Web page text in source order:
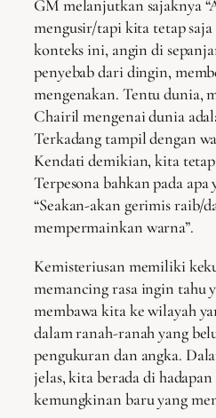
GM melanjutkan sajaknya
mengusir/tapi kita tetap saja
konteks ini, angin di
penyebab dari dingin,
mengenakan. Tentu dunia,
Chairil mengenai dunia
Terkadang tampil dengan
Kendati demikian, kita
Terpesona bahkan pada apa
“Seakan-akan gerimis raib/
mempermainkan warna”.
Kemisteriusan memiliki
memancing rasa ingin tahu
membawa kita ke wilayah
dalam ranah-ranah yang
pengukuran dan angka.
jelas, kita berada di
kemungkinan baru yang